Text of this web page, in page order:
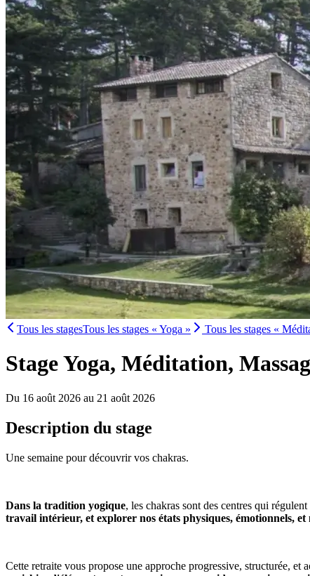
Tous les stagesTous les stages « Yoga » Tous les stages «
Stage Yoga, Méditation,
Du 16 août 2026 au 21 août 2026
Description du stage
Une semaine pour découvrir vos chakras.
Dans la tradition yogique, les chakras sont des centres qui
travail intérieur, et explorer nos états physiques, émotionnels, et
Cette retraite vous propose une approche progressive, structurée, et